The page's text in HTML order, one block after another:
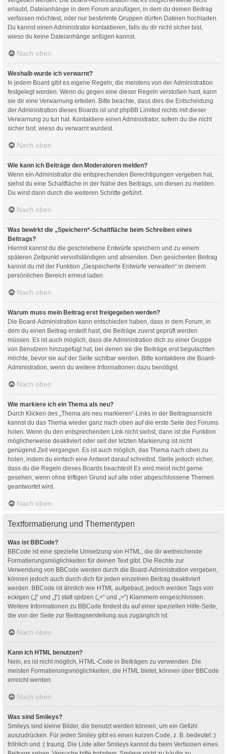
erlaubt, Dateianhänge in dem Forum anzufügen, in dem du deinen Beitrag
verfassen möchtest, oder nur bestimmte Gruppen dürfen Dateien hochladen.
Du kannst einen Administrator kontaktieren, falls du dir nicht sicher bist,
wieso du keine Dateianhänge anfügen kannst.
Nach oben
Weshalb wurde ich verwarnt?
In jedem Board gibt es eigene Regeln, die meistens von der Administration
festgelegt werden. Wenn du gegen eine dieser Regeln verstoßen hast, kann
sie dir eine Verwarnung erteilen. Bitte beachte, dass dies die Entscheidung
der Administration dieses Boards ist und phpBB Limited nichts mit dieser
Verwarnung zu tun hat. Kontaktiere einen Administrator, sofern du die nicht
sicher bist, wieso du verwarnt wurdest.
Nach oben
Wie kann ich Beiträge den Moderatoren melden?
Wenn ein Administrator die entsprechenden Berechtigungen vergeben hat,
siehst du eine Schaltfläche in der Nähe des Beitrags, um diesen zu melden.
Du wirst dann durch die weiteren Schritte geführt.
Nach oben
Was bewirkt die „Speichern“-Schaltfläche beim Schreiben eines
Beitrags?
Hiermit kannst du die geschriebene Entwürfe speichern und zu einem
späteren Zeitpunkt vervollständigen und absenden. Den gesicherten Beitrag
kannst du mit der Funktion „Gespeicherte Entwürfe verwalten“ in deinem
persönlichen Bereich erneut laden.
Nach oben
Warum muss mein Beitrag erst freigegeben werden?
Die Board-Administration kann entschieden haben, dass in dem Forum, in
dem du einen Beitrag erstellt hast, die Beiträge zuerst geprüft werden
müssen. Es ist auch möglich, dass die Administration dich zu einer Gruppe
von Benutzern hinzugefügt hat, bei denen sie die Beiträge erst begutachten
möchte, bevor sie auf der Seite sichtbar werden. Bitte kontaktiere die Board-
Administration, wenn du weitere Informationen dazu benötigst.
Nach oben
Wie markiere ich ein Thema als neu?
Durch Klicken des „Thema als neu markieren“-Links in der Beitragsansicht
kannst du das Thema wieder ganz nach oben auf die erste Seite des Forums
holen. Wenn du den entsprechenden Link nicht siehst, dann ist die Funktion
möglicherweise deaktiviert oder seit der letzten Markierung ist nicht
genügend Zeit vergangen. Es ist auch möglich, das Thema nach oben zu
holen, indem du einfach eine Antwort darauf schreibst. Stelle jedoch sicher,
dass du die Regeln dieses Boards beachtest! Es wird meist nicht gerne
gesehen, wenn ohne triftigen Grund auf alte oder abgeschlossene Themen
geantwortet wird.
Nach oben
Textformatierung und Thementypen
Was ist BBCode?
BBCode ist eine spezielle Umsetzung von HTML, die dir weitreichende
Formatierungsmöglichkeiten für deinen Text gibt. Die Rechte zur
Verwendung von BBCode werden durch die Board-Administration vergeben,
können jedoch auch durch dich für jeden einzelnen Beitrag deaktiviert
werden. BBCode ist ähnlich wie HTML aufgebaut, jedoch werden Tags von
eckigen („[“ und „]“) statt spitzen („<“ und „>“) Klammern eingeschlossen.
Weitere Informationen zu BBCode findest du auf einer speziellen Hilfe-Seite,
die von der Seite zur Beitragserstellung aus zugänglich ist.
Nach oben
Kann ich HTML benutzen?
Nein, es ist nicht möglich, HTML-Code in Beiträgen zu verwenden. Die
meisten Formatierungsmöglichkeiten, die HTML bietet, können über BBCode
erreicht werden.
Nach oben
Was sind Smileys?
Smileys sind kleine Bilder, die benutzt werden können, um ein Gefühl
auszudrücken. Für jeden Smiley gibt es einen kurzen Code, z. B. bedeutet :)
fröhlich und :( traurig. Die Liste aller Smileys kannst du beim Verfassen eines